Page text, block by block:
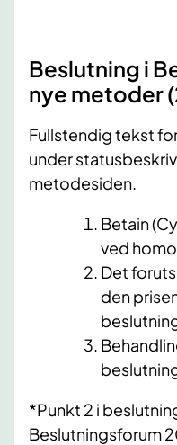
Beslutning i
nye metoder
Fullstendig tekst
under
metodesiden.
Betain
ved
Det
den
*Punkt 2 i
Beslutningsforum